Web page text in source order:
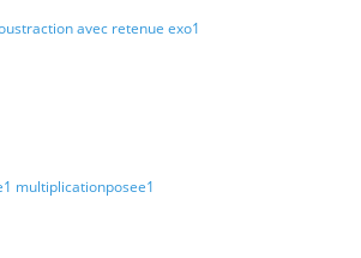
avec retenue exo1
multiplicationposee1